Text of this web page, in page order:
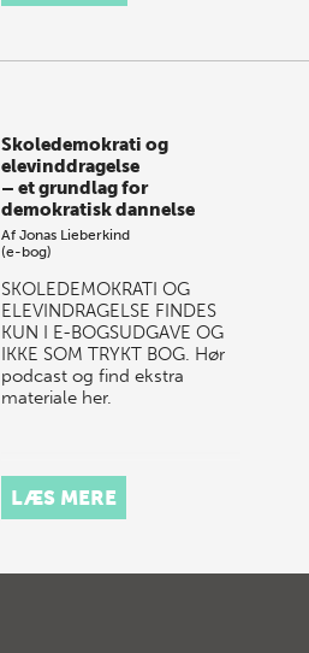
Skoledemokrati og
elevinddragelse
– et grundlag for
demokratisk dannelse
AfJonas Lieberkind
(e-bog)
SKOLEDEMOKRATI OG
ELEVINDRAGELSE FINDES
KUN I E-BOGSUDGAVE OG
IKKE SOM TRYKT BOG. Hør
podcast og find ekstra
materiale her.
LÆS MERE